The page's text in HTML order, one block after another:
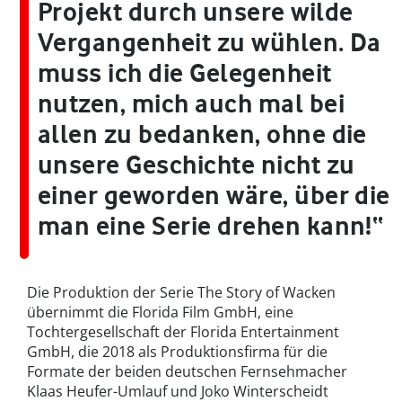
Projekt durch unsere wilde
Vergangenheit zu wühlen. Da
muss ich die Gelegenheit
nutzen, mich auch mal bei
allen zu bedanken, ohne die
unsere Geschichte nicht zu
einer geworden wäre, über die
man eine Serie drehen kann!“
Die Produktion der Serie The Story of Wacken
übernimmt die Florida Film GmbH, eine
Tochtergesellschaft der Florida Entertainment
GmbH, die 2018 als Produktionsfirma für die
Formate der beiden deutschen Fernsehmacher
Klaas Heufer-Umlauf und Joko Winterscheidt